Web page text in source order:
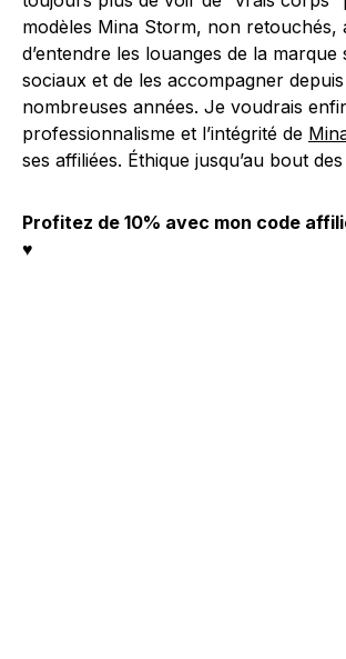
modèles Mina Storm, non retouchés,
d’entendre les louanges de la
sociaux et de les accompagner
nombreuses années. Je voudrais
professionnalisme et l’intégrité de
ses affiliées. Éthique jusqu’au bout
Profitez de 10% avec mon code
♥️